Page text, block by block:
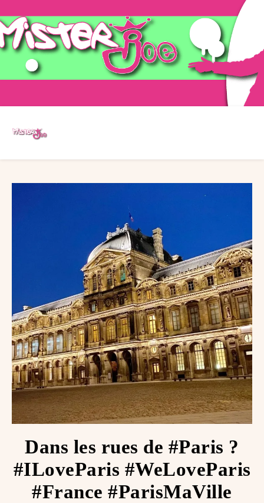
Dans les rues de #Paris ?
#ILoveParis #WeLoveParis
#France #ParisMaVille